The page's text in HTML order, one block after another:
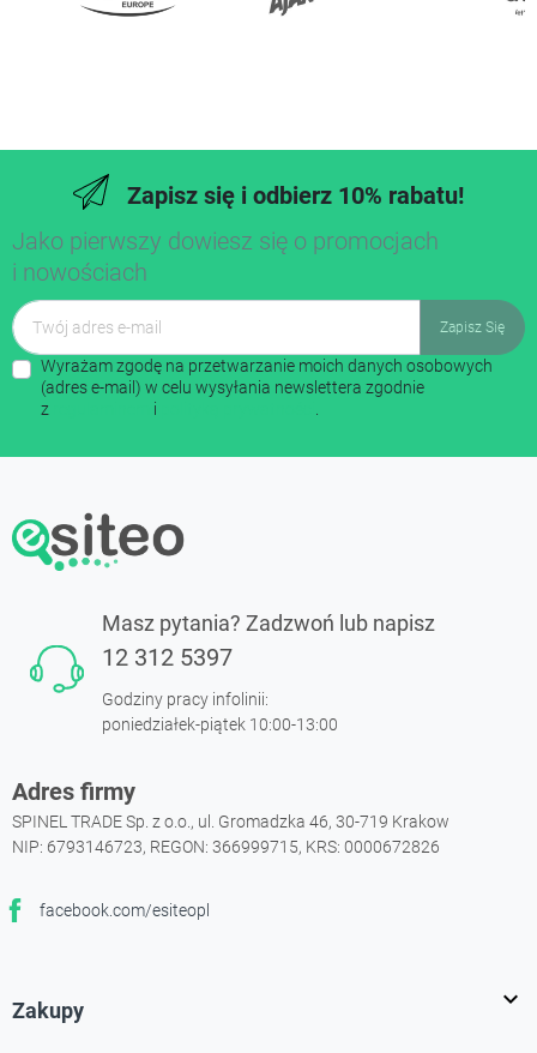
Zapisz się i odbierz 10% rabatu!
Jako pierwszy dowiesz się o promocjach
i nowościach
Wyrażam zgodę na przetwarzanie moich danych osobowych
(adres e-mail) w celu wysyłania newslettera zgodnie
z
i
Masz pytania? Zadzwoń lub napisz
12 312 5397
Godziny pracy infolinii:
poniedziałek-piątek 10:00-13:00
Adres firmy
SPINEL TRADE Sp. z o.o., ul. Gromadzka 46, 30-719 Krakow
NIP: 6793146723, REGON: 366999715, KRS: 0000672826
facebook.com/esiteopl
Facebook
Zakupy 